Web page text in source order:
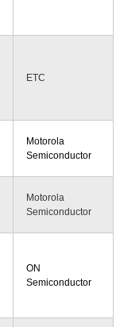
ETC
Motorola
Semiconductor
Motorola
Semiconductor
ON
Semiconductor